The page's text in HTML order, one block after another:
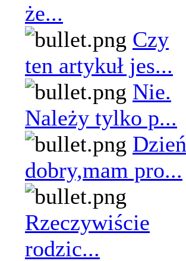
że...
Czy
ten artykuł jes...
Nie.
Należy tylko p...
Dzień
dobry,mam pro...
Rzeczywiście
rodzic...